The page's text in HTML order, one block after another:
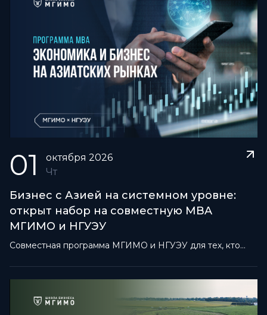
01 октября 2026
Чт
Бизнес с Азией на системном уровне:
открыт набор на совместную MBA
МГИМО и НГУЭУ
Совместная программа МГИМО и НГУЭУ для тех, кто